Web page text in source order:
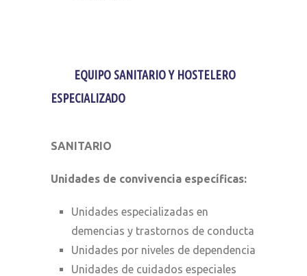
EQUIPO SANITARIO Y HOSTELERO
ESPECIALIZADO
SANITARIO
Unidades de convivencia específicas:
Unidades especializadas en
demencias y trastornos de conducta
Unidades por niveles de dependencia
Unidades de cuidados especiales